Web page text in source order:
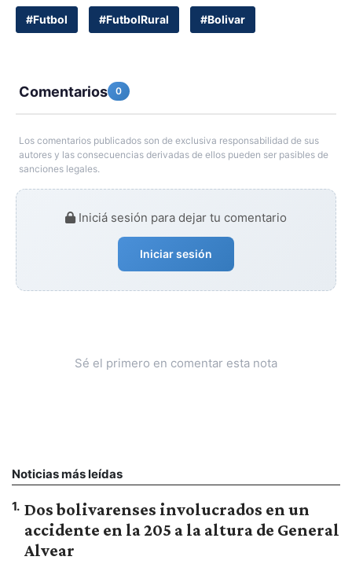
#Futbol #FutbolRural #Bolivar
Comentarios 0
Los comentarios publicados son de exclusiva responsabilidad de sus
autores y las consecuencias derivadas de ellos pueden ser pasibles de
sanciones legales.
Iniciá sesión para dejar tu comentario
Iniciar sesión
Sé el primero en comentar esta nota
Noticias más leídas
1. Dos bolivarenses involucrados en un
accidente en la 205 a la altura de General
Alvear